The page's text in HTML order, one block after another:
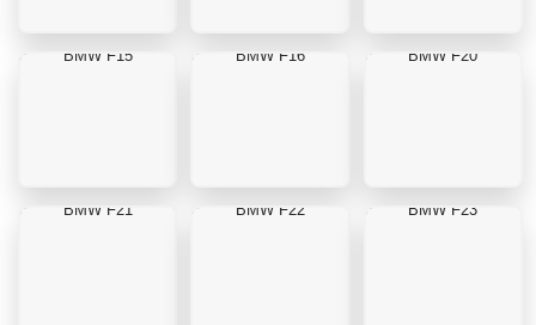
BMW F15 BMW F16 BMW F20
BMW F21 BMW F22 BMW F23